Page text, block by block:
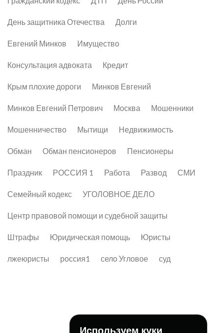
День защитника Отечества Долги
Евгений Минков Имущество
Консультация адвоката Кредит
Крым плохие дороги Минков Евгений
Минков Евгений Петрович Москва Мошенники
Мошенничество Мытищи Недвижимость
Обман Обман пенсионеров Пенсионеры
Праздник РОССИЯ 1 Работа Развод СМИ
Семейный кодекс УГОЛОВНОЕ ДЕЛО
Центр правовой помощи и судебной защиты
Штрафы Юридическая помощь Юристы
лжеюристы россия1 село Угловое суд
Используем куки